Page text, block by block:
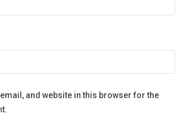
and website in this browser for the